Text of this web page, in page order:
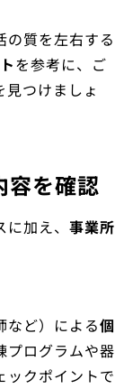
の質を左右する
を参考に、ご
つけましょ
容を確認
加え、 事業所
など）による個
プログラムや器
ックポイントで